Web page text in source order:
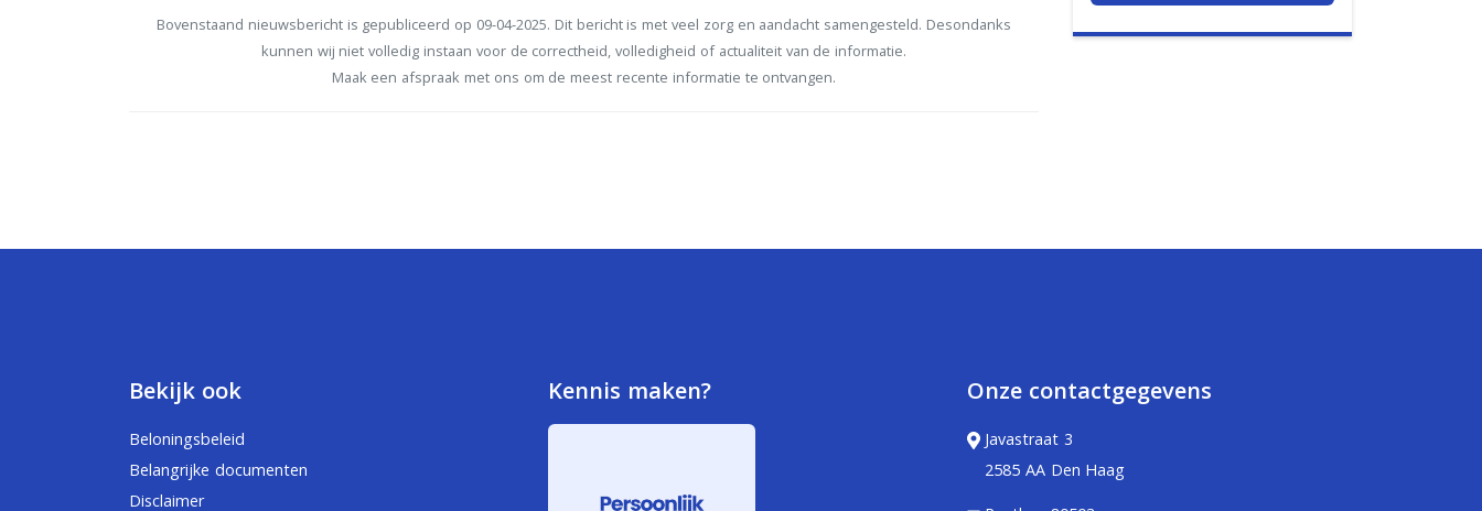
Bovenstaand nieuwsbericht is gepubliceerd op 09-04-2025. Dit bericht is met veel zorg en aandacht samengesteld. Desondanks
kunnen wij niet volledig instaan voor de correctheid, volledigheid of actualiteit van de informatie.
Maak een afspraak met ons om de meest recente informatie te ontvangen.
Bekijk ook
Beloningsbeleid
Belangrijke documenten
Disclaimer
Kennis maken? Onze contactgegevens
Javastraat 3
2585 AA Den Haag